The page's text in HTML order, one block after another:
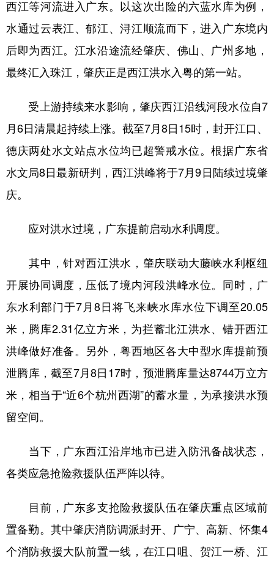
西江等河流进入广东。以这次出险的六蓝水库为例，
水通过云表江、郁江、浔江顺流而下，进入广东境内
后即为西江。江水沿途流经肇庆、佛山、广州多地，
最终汇入珠江，肇庆正是西江洪水入粤的第一站。
受上游持续来水影响，肇庆西江沿线河段水位自7
月6日清晨起持续上涨。截至7月8日15时，封开江口、
德庆两处水文站点水位均已超警戒水位。根据广东省
水文局8日最新研判，西江洪峰将于7月9日陆续过境肇
庆。
应对洪水过境，广东提前启动水利调度。
其中，针对西江洪水，肇庆联动大藤峡水利枢纽
开展协同调度，压低了境内河段洪峰水位。同时，广
东水利部门于7月8日将飞来峡水库水位下调至20.05
米，腾库2.31亿立方米，为拦蓄北江洪水、错开西江
洪峰做好准备。另外，粤西地区各大中型水库提前预
泄腾库，截至7月8日17时，预泄腾库量达8744万立方
米，相当于“近6个杭州西湖”的蓄水量，为承接洪水预
留空间。
当下，广东西江沿岸地市已进入防汛备战状态，
各类应急抢险救援队伍严阵以待。
目前，广东多支抢险救援队伍在肇庆重点区域前
置备勤。其中肇庆消防调派封开、广宁、高新、怀集4
个消防救援大队前置一线，在江口咀、贺江一桥、江